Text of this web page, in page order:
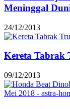
Meninggal
24/12/2013
Kereta Tabrak
09/12/2013